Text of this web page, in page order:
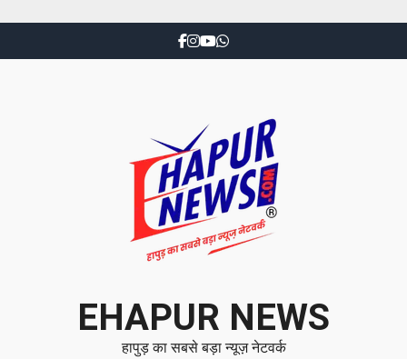
EHAPUR NEWS
हापुड़ का सबसे बड़ा न्यूज़ नेटवर्क